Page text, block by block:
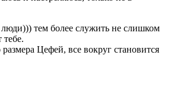
тем более служить не слишком
тебе.
Цефей, все вокруг становится